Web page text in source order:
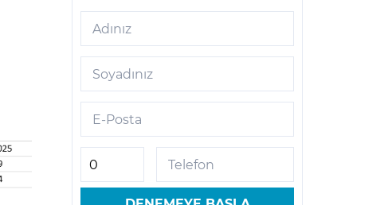
Adınız
Soyadınız
E-Posta
Telefon